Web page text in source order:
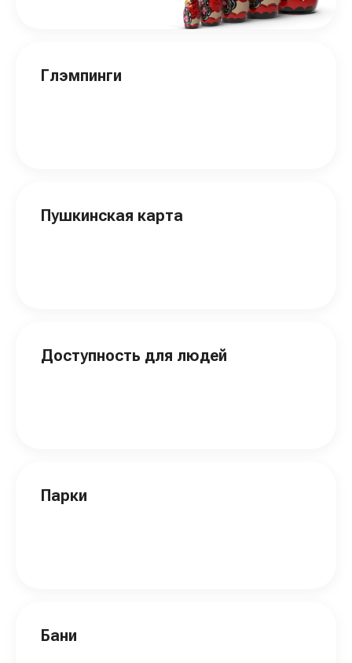
Глэмпинги
Пушкинская карта
Доступность для людей
Парки
Бани